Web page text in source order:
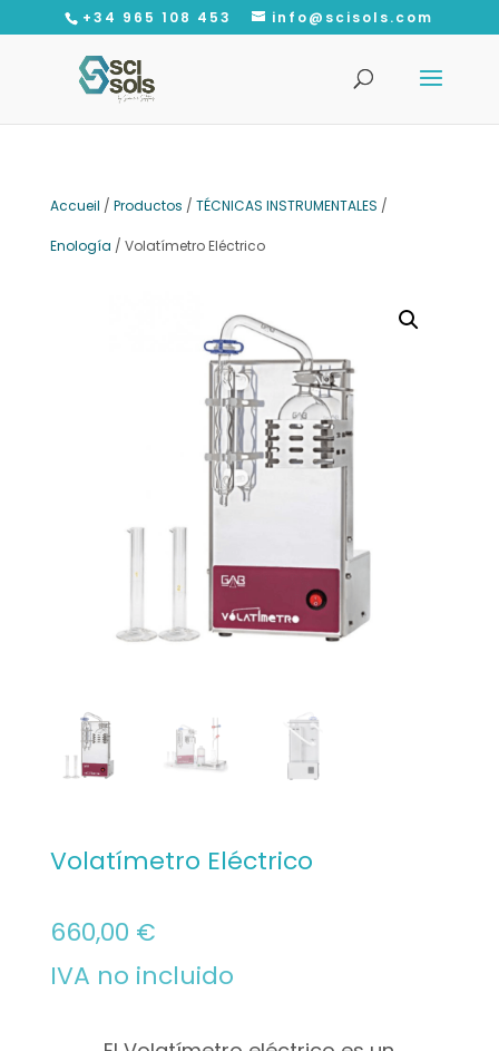
+34 965 108 453 info@scisols.com
Recherche
de
produits
Accueil / Productos / TÉCNICAS INSTRUMENTALES /
Enología / Volatímetro Eléctrico
Volatímetro Eléctrico
660,00 €
IVA no incluido